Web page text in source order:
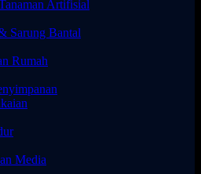
Artifisial
Sarung Bantal
Rumah
Media